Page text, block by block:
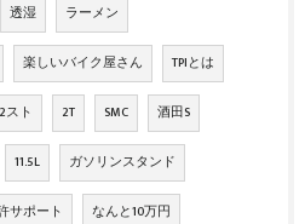
透湿 ラーメン
楽しいバイク屋さん TPIとは
2スト 2T SMC 酒田S
11.5L ガソリンスタンド
サポート なんと10万円